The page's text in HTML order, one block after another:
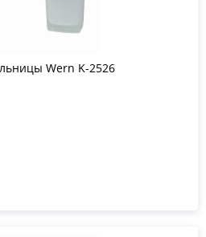
Wern K-2526